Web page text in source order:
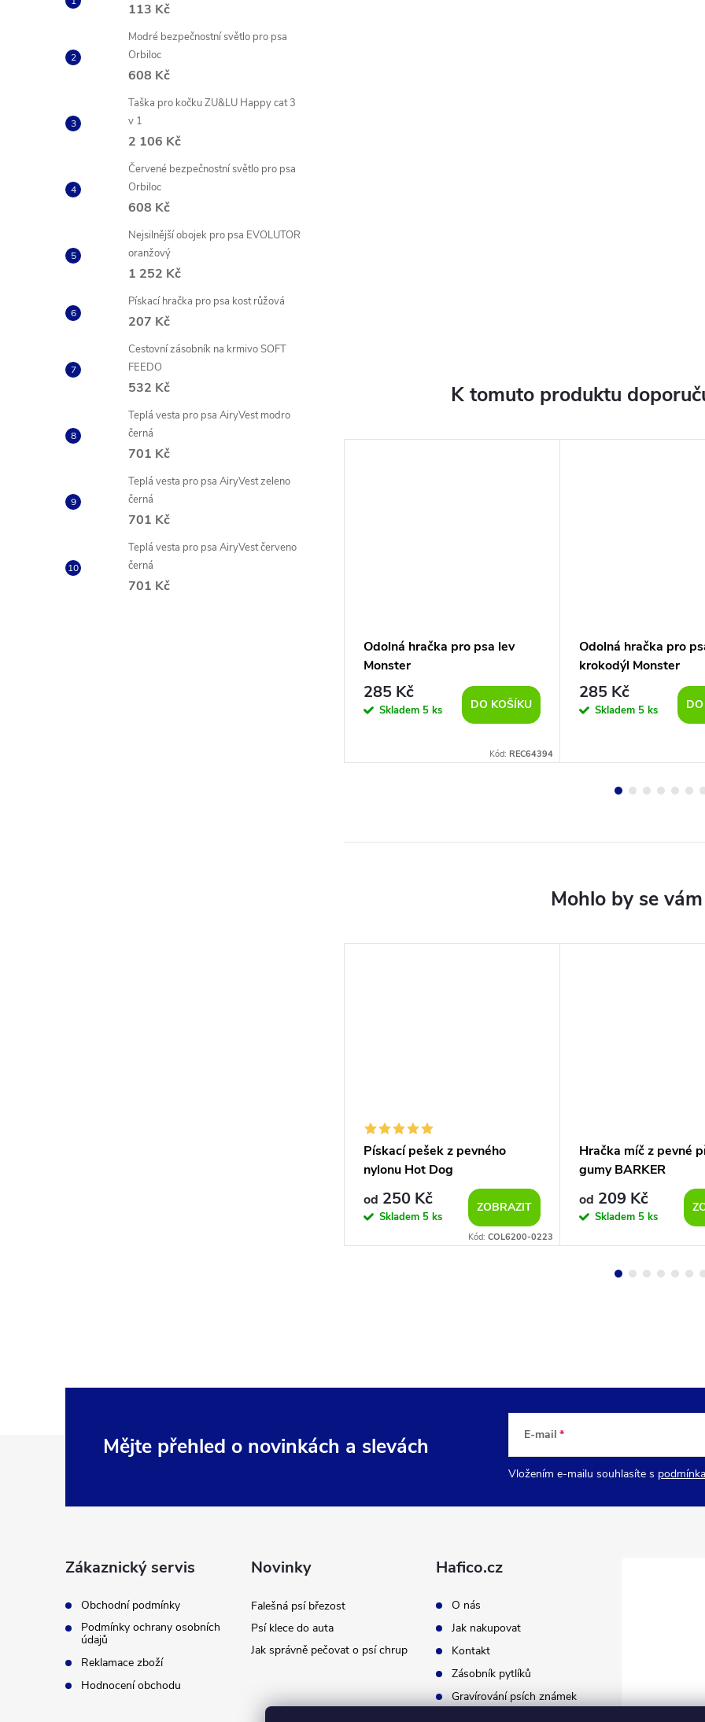
113 Kč
Modré bezpečnostní světlo pro psa
Orbiloc
608 Kč
Taška pro kočku ZU&LU Happy cat 3
v 1
2 106 Kč
Červené bezpečnostní světlo pro psa
Orbiloc
608 Kč
Nejsilnější obojek pro psa EVOLUTOR
oranžový
1 252 Kč
Pískací hračka pro psa kost růžová
207 Kč
Cestovní zásobník na krmivo SOFT
FEEDO
532 Kč
Teplá vesta pro psa AiryVest modro
černá
701 Kč
Teplá vesta pro psa AiryVest zeleno
černá
701 Kč
Teplá vesta pro psa AiryVest červeno
černá
701 Kč
K tomuto produktu
Odolná hračka pro psa lev
Monster
285 Kč
Skladem 5 ks DO KOŠÍKU
Kód: REC64394
Odolná hračka pro
krokodýl Monster
285 Kč
Skladem 5 ks
Pískací pešek z pevného
nylonu Hot Dog
od 250 Kč
Skladem 5 ks
ZOBRAZIT
Kód: COL6200-0223
Hračka míč z pevné
gumy BARKER
od 209 Kč
Skladem 5 ks
Mějte přehled o novinkách a slevách E-mail
Vložením e-mailu souhlasíte s
Zákaznický servis
Obchodní podmínky
Podmínky ochrany osobních
údajů
Reklamace zboží
Hodnocení obchodu
Novinky
Falešná psí březost
Psí klece do auta
Jak správně pečovat o psí chrup
Hafico.cz
O nás
Jak nakupovat
Kontakt
Zásobník pytlíků
Gravírování psích známek